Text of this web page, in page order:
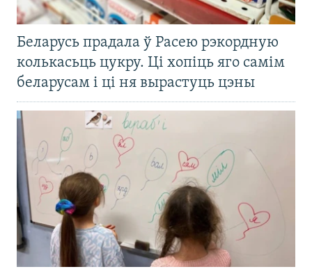
Беларусь прадала ў Расею рэкордную
колькасьць цукру. Ці хопіць яго самім
беларусам і ці ня вырастуць цэны